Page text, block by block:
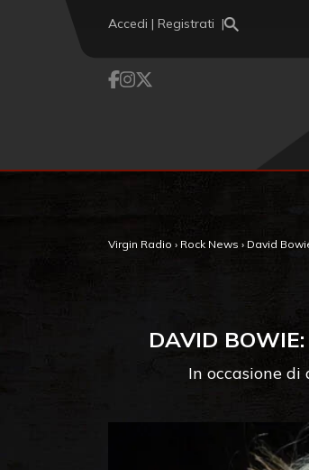
Accedi | Registrati
Virgin Radio › Rock News › David
DAVID
In occasione